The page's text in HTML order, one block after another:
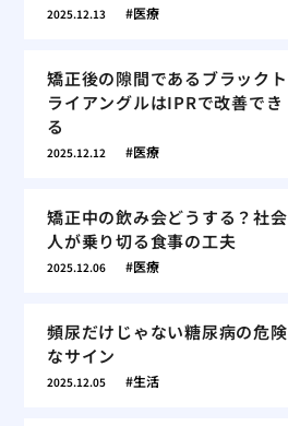
2025.12.13 医療
矯正後の隙間であるブラックト
ライアングルはIPRで改善でき
る
2025.12.12 医療
矯正中の飲み会どうする？社会
人が乗り切る食事の工夫
2025.12.06 医療
頻尿だけじゃない糖尿病の危険
なサイン
2025.12.05 生活